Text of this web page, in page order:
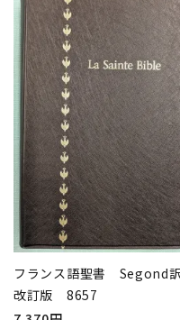
フランス語聖書 Segond
改訂版 8657